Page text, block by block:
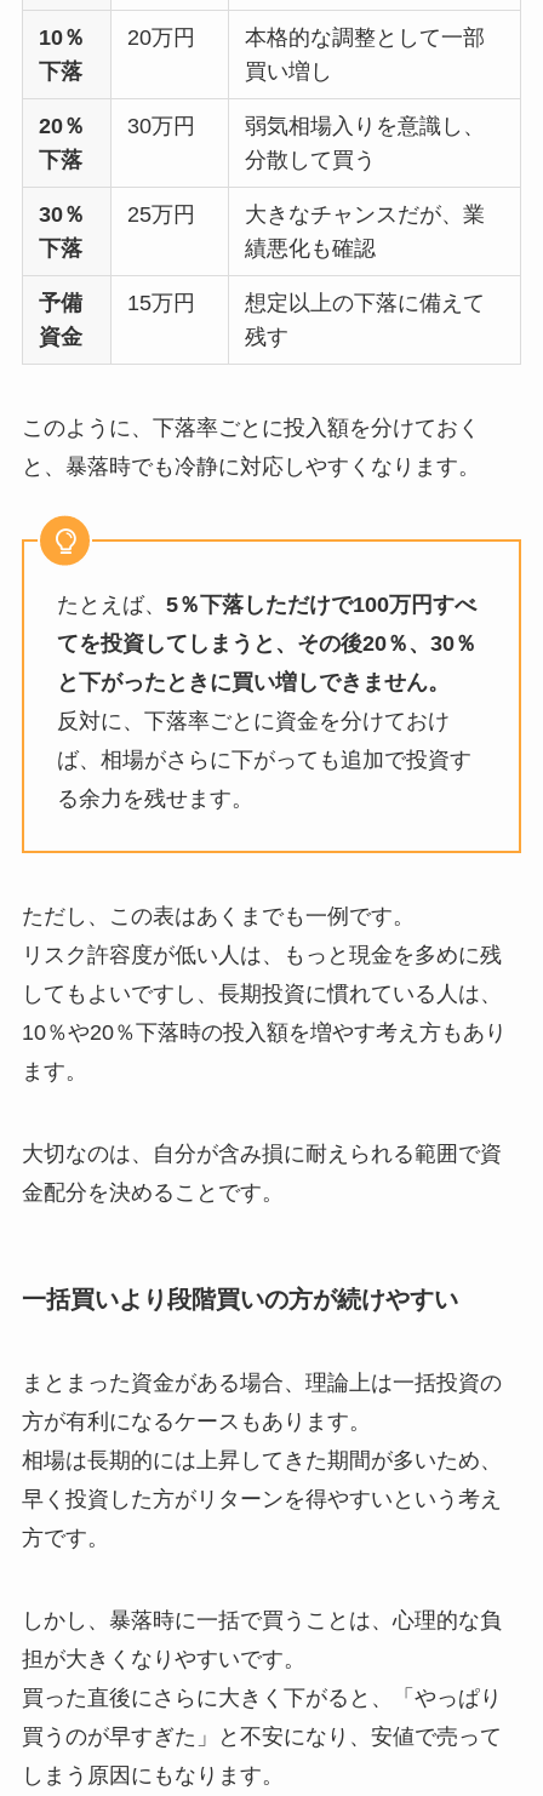
10％
下落
20万円
本格的な調整として一部
買い増し
20％
下落
30万円
弱気相場入りを意識し、
分散して買う
30％
下落
25万円
大きなチャンスだが、業
績悪化も確認
予備
資金
15万円
想定以上の下落に備えて
残す
このように、下落率ごとに投入額を分けておく
と、暴落時でも冷静に対応しやすくなります。
たとえば、 5％下落しただけで100万円すべ
てを投資してしまうと、その後20％、30％
と下がったときに買い増しできません。
反対に、下落率ごとに資金を分けておけ
ば、相場がさらに下がっても追加で投資す
る余力を残せます。
ただし、この表はあくまでも一例です。
リスク許容度が低い人は、もっと現金を多めに残
してもよいですし、長期投資に慣れている人は、
10％や20％下落時の投入額を増やす考え方もあり
ます。
大切なのは、自分が含み損に耐えられる範囲で資
金配分を決めることです。
一括買いより段階買いの方が続けやすい
まとまった資金がある場合、理論上は一括投資の
方が有利になるケースもあります。
相場は長期的には上昇してきた期間が多いため、
早く投資した方がリターンを得やすいという考え
方です。
しかし、暴落時に一括で買うことは、心理的な負
担が大きくなりやすいです。
買った直後にさらに大きく下がると、「やっぱり
買うのが早すぎた」と不安になり、安値で売って
しまう原因にもなります。